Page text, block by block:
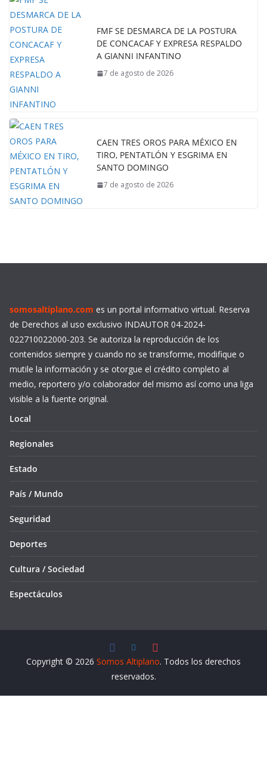
FMF SE DESMARCA DE LA POSTURA
DE CONCACAF Y EXPRESA RESPALDO
A GIANNI INFANTINO
7 de agosto de 2026
CAEN TRES OROS PARA MÉXICO EN
TIRO, PENTATLÓN Y ESGRIMA EN
SANTO DOMINGO
7 de agosto de 2026
somosaltiplano.com es un portal informativo virtual. Reserva
de Derechos al uso exclusivo INDAUTOR 04-2024-
022710022000-203. Se autoriza la reproducción de los
contenidos siempre y cuando no se transforme, modifique o
mutile la información y se otorgue el crédito completo al
medio, reportero y/o colaborador del mismo así como una liga
visible a la fuente original.
Local
Regionales
Estado
País / Mundo
Seguridad
Deportes
Cultura / Sociedad
Espectáculos
Copyright © 2026 Somos Altiplano. Todos los derechos
reservados.